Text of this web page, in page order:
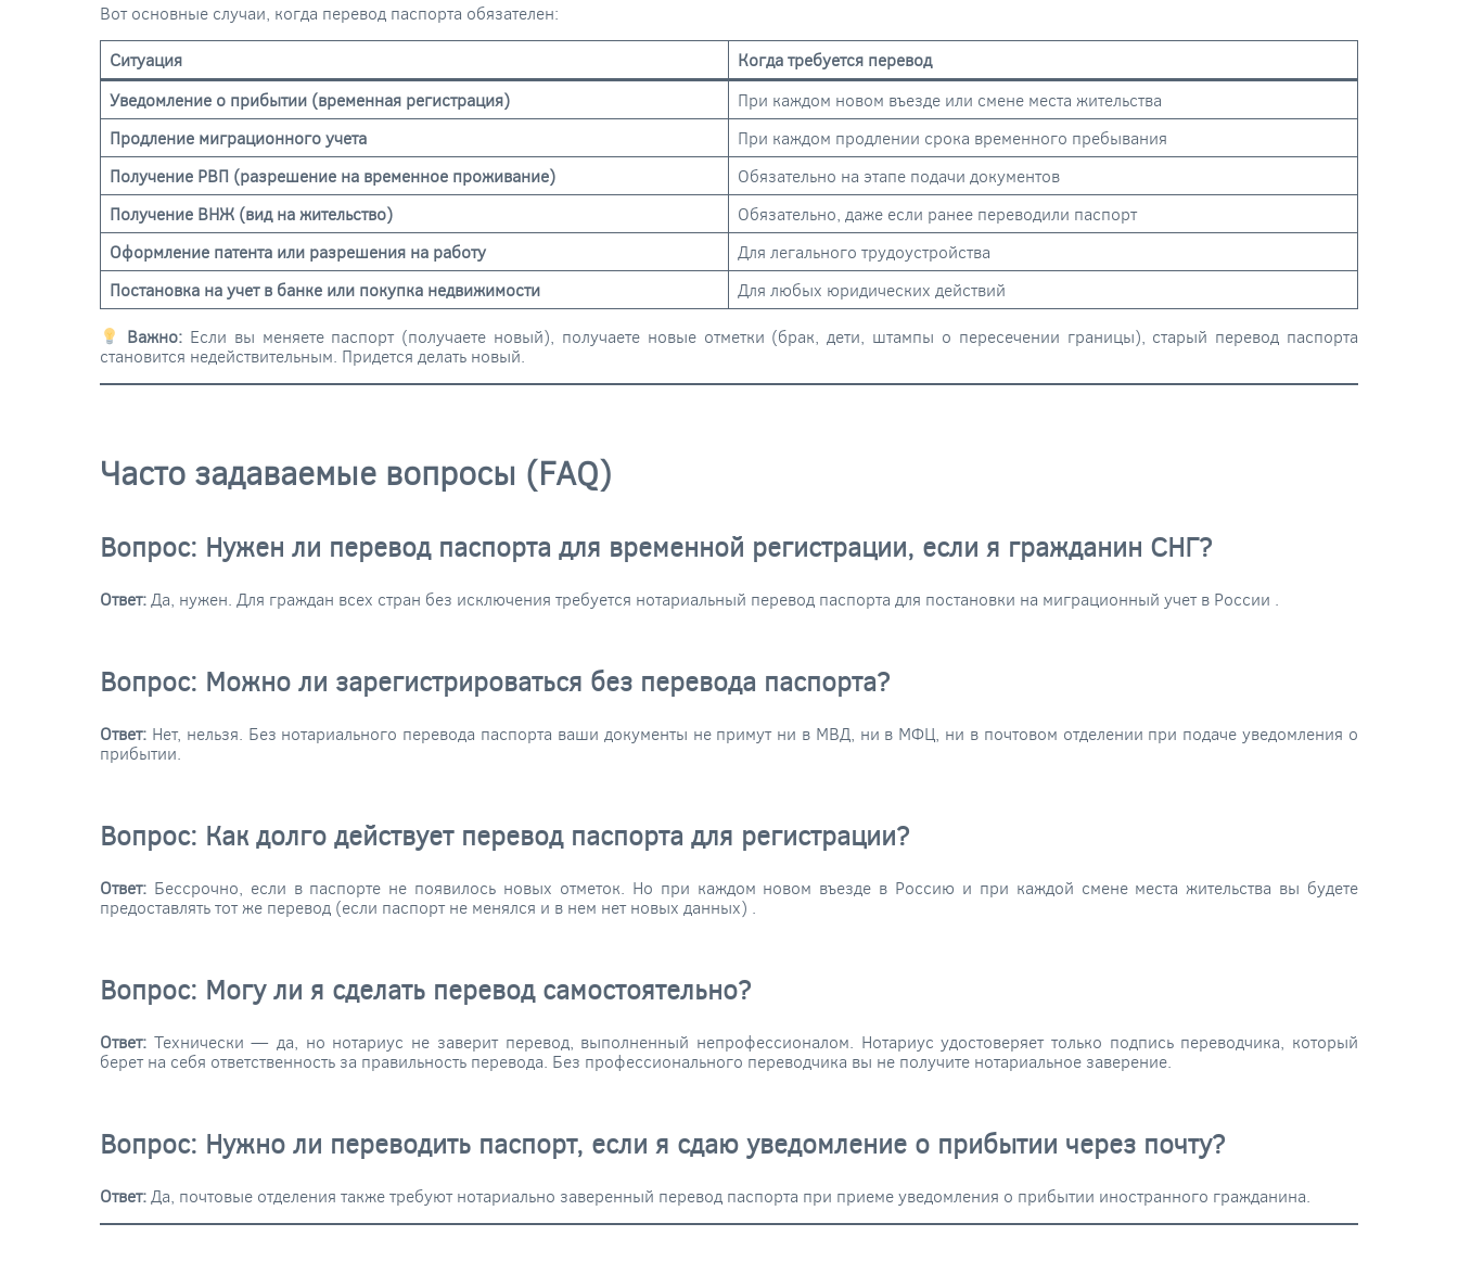
Вот основные случаи, когда перевод паспорта обязателен:
Ситуация
Когда требуется перевод
Уведомление о прибытии (временная регистрация)
При каждом новом въезде или смене места жительства
Продление миграционного учета
При каждом продлении срока временного пребывания
Получение РВП (разрешение на временное проживание)
Обязательно на этапе подачи документов
Получение ВНЖ (вид на жительство)
Обязательно, даже если ранее переводили паспорт
Оформление патента или разрешения на работу
Для легального трудоустройства
Постановка на учет в банке или покупка недвижимости
Для любых юридических действий
Важно: Если вы меняете паспорт (получаете новый), получаете новые отметки (брак, дети, штампы о пересечении границы), старый перевод паспорта
становится недействительным. Придется делать новый.
Часто задаваемые вопросы (FAQ)
Вопрос: Нужен ли перевод паспорта для временной регистрации, если я гражданин СНГ?
Ответ: Да, нужен. Для граждан всех стран без исключения требуется нотариальный перевод паспорта для постановки на миграционный учет в России
Вопрос: Можно ли зарегистрироваться без перевода паспорта?
Ответ: Нет, нельзя. Без нотариального перевода паспорта ваши документы не примут ни в МВД, ни в МФЦ, ни в почтовом отделении при подаче уведомления о
прибытии.
Вопрос: Как долго действует перевод паспорта для регистрации?
Ответ: Бессрочно, если в паспорте не появилось новых отметок. Но при каждом новом въезде в Россию и при каждой смене места жительства вы будете
предоставлять тот же перевод (если паспорт не менялся и в нем нет новых данных)
Вопрос: Могу ли я сделать перевод самостоятельно?
Ответ: Технически — да, но нотариус не заверит перевод, выполненный непрофессионалом. Нотариус удостоверяет только подпись переводчика, который
берет на себя ответственность за правильность перевода. Без профессионального переводчика вы не получите нотариальное заверение.
Вопрос: Нужно ли переводить паспорт, если я сдаю уведомление о прибытии через почту?
Ответ: Да, почтовые отделения также требуют нотариально заверенный перевод паспорта при приеме уведомления о прибытии иностранного гражданина.